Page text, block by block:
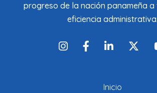
progreso de la nación panameña
eficiencia administrativa.
Inicio